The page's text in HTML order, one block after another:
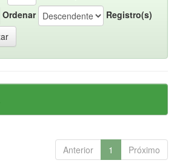
Ordenar
Registro(s)
Anterior 1 Próximo